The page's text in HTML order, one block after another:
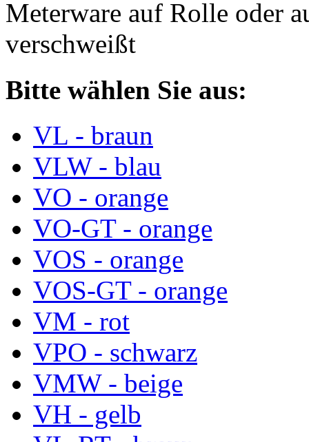
Meterware auf Rolle oder
verschweißt
Bitte wählen Sie aus:
VL - braun
VLW - blau
VO - orange
VO-GT - orange
VOS - orange
VOS-GT - orange
VM - rot
VPO - schwarz
VMW - beige
VH - gelb